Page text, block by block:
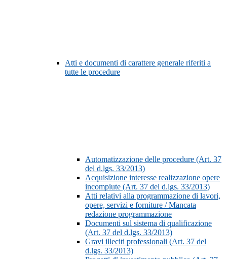
Atti e documenti di carattere generale riferiti a
tutte le procedure
Automatizzazione delle procedure (Art. 37
del d.lgs. 33/2013)
Acquisizione interesse realizzazione opere
incompiute (Art. 37 del d.lgs. 33/2013)
Atti relativi alla programmazione di lavori,
opere, servizi e forniture / Mancata
redazione programmazione
Documenti sul sistema di qualificazione
(Art. 37 del d.lgs. 33/2013)
Gravi illeciti professionali (Art. 37 del
d.lgs. 33/2013)